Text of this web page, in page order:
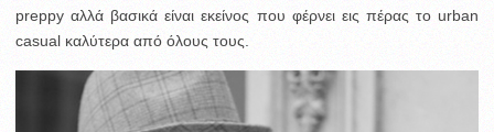
preppy αλλά βασικά είναι εκείνος που φέρνει εις πέρας το urban
casual καλύτερα από όλους τους.